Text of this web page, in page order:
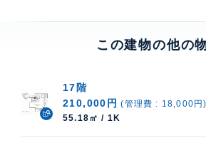
この建物の他の
17階
210,000円 (管理費 : 18,000円)
55.18㎡ / 1K